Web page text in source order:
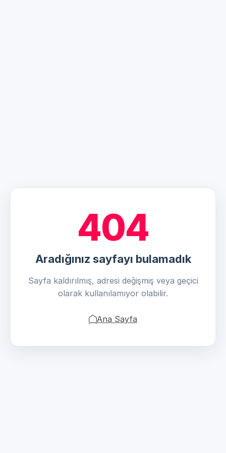
404
Aradığınız sayfayı bulamadık
Sayfa kaldırılmış, adresi değişmiş veya geçici
olarak kullanılamıyor olabilir.
Ana Sayfa